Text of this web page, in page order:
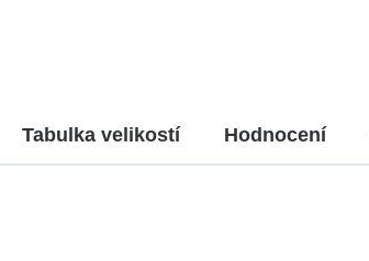
Tabulka velikostí Hodnocení